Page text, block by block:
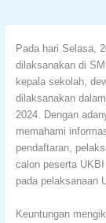
Pada hari Selasa,
dilaksanakan di
kepala sekolah,
dilaksanakan
2024. Dengan
memahami
pendaftaran,
calon peserta
pada pelaksanaan
Keuntungan